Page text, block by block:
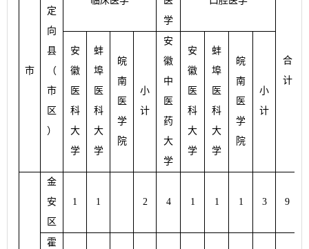
市
定
向
县
（
市
区
）
学
合
计
安
徽
医
科
大
学
蚌
埠
医
科
大
学
皖
南
医
学
院
小
计
安
徽
中
医
药
大
学
安
徽
医
科
大
学
蚌
埠
医
科
大
学
皖
南
医
学
院
小
计
金
安
区
1 1 2 4 1 1 1 3 9
霍